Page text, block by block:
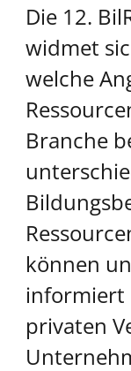
Die 12.
widmet
welche
Branche
können
informiert
privaten